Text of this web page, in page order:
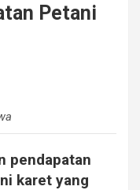
Petani
pendapatan
karet yang